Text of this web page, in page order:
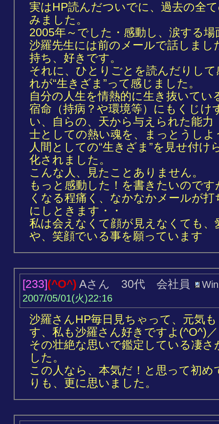
実はHP読んだついでに、過去の全
みました。
2005年～でした・感動し、涙する
沙羅先生には前のメールで話しまし
持ち、好きです。
それに、ひとりごとを読んだりし
れが“生きざま”って感じました。
自分の人生を情熱的に生き抜いてい
宿命（持病？や環境等）にもくじけ
い、自らの、天から与えられた能力
士としての熱い魂を、まっとうし
人間としての“生きざま”を見せ付け
化されました。
こんな人、見たことありません。
もっと感動した！を書きたいので
くなる程痛く、なかなかメールが
にしときます・・
私は会えなくて顔が見えなくても
や、笑顔でいる事を願っています
[233](^O^) Aさん 30代 会社員
2007/05/01(火)22:16
沙羅さんHP毎日見ちゃって、元気
す、私も沙羅さん好きですよ(^O^)／
その壮絶な思いで鑑定している凄
した。
この人なら、本気だ！と思って初
りも、更に思いました。